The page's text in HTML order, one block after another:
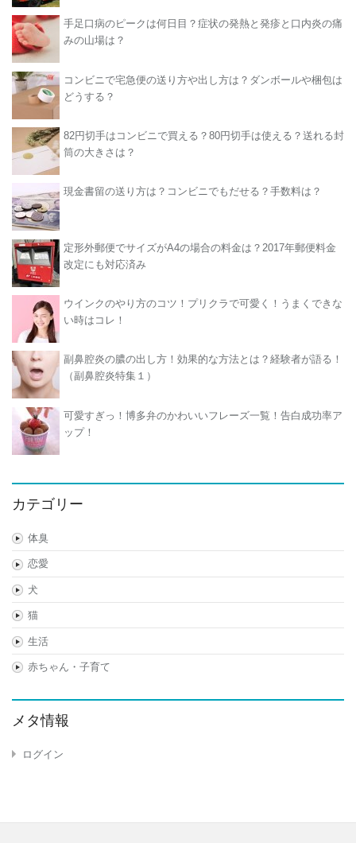
手足口病のピークは何日目？症状の発熱と発疹と口内炎の痛
みの山場は？
コンビニで宅急便の送り方や出し方は？ダンボールや梱包は
どうする？
82円切手はコンビニで買える？80円切手は使える？送れる封
筒の大きさは？
現金書留の送り方は？コンビニでもだせる？手数料は？
定形外郵便でサイズがA4の場合の料金は？2017年郵便料金
改定にも対応済み
ウインクのやり方のコツ！プリクラで可愛く！うまくできな
い時はコレ！
副鼻腔炎の膿の出し方！効果的な方法とは？経験者が語る！
（副鼻腔炎特集１）
可愛すぎっ！博多弁のかわいいフレーズ一覧！告白成功率ア
ップ！
カテゴリー
体臭
恋愛
犬
猫
生活
赤ちゃん・子育て
メタ情報
ログイン